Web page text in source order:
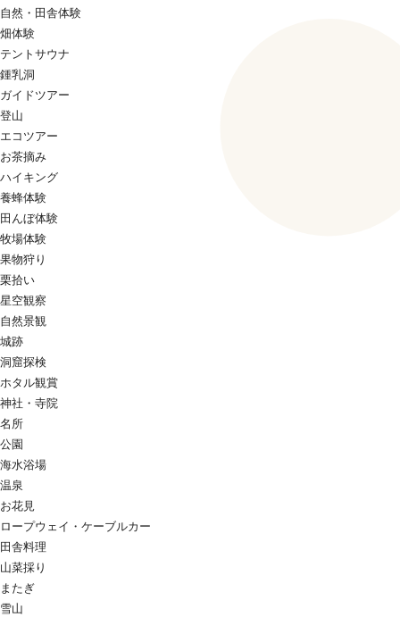
自然・田舎体験
畑体験
テントサウナ
鍾乳洞
ガイドツアー
登山
エコツアー
お茶摘み
ハイキング
養蜂体験
田んぼ体験
牧場体験
果物狩り
栗拾い
星空観察
自然景観
城跡
洞窟探検
ホタル観賞
神社・寺院
名所
公園
海水浴場
温泉
お花見
ロープウェイ・ケーブルカー
田舎料理
山菜採り
またぎ
雪山